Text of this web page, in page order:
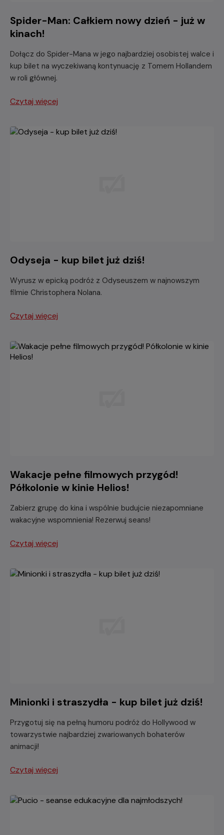
Spider-Man: Całkiem nowy dzień - już w
kinach!
Dołącz do Spider-Mana w jego najbardziej osobistej walce i
kup bilet na wyczekiwaną kontynuację z Tomem Hollandem
w roli głównej.
Czytaj więcej
Odyseja - kup bilet już dziś!
Wyrusz w epicką podróż z Odyseuszem w najnowszym
filmie Christophera Nolana.
Czytaj więcej
Wakacje pełne filmowych przygód!
Półkolonie w kinie Helios!
Zabierz grupę do kina i wspólnie budujcie niezapomniane
wakacyjne wspomnienia! Rezerwuj seans!
Czytaj więcej
Minionki i straszydła - kup bilet już dziś!
Przygotuj się na pełną humoru podróż do Hollywood w
towarzystwie najbardziej zwariowanych bohaterów
animacji!
Czytaj więcej